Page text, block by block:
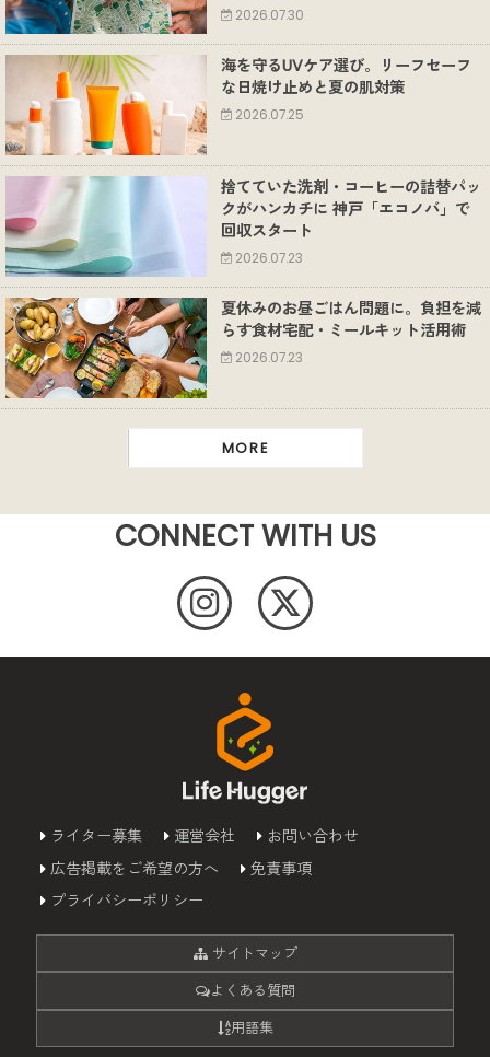
2026.07.30
海を守るUVケア選び。リーフセーフ
な日焼け止めと夏の肌対策
2026.07.25
捨てていた洗剤・コーヒーの詰替パッ
クがハンカチに 神戸「エコノバ」で
回収スタート
2026.07.23
夏休みのお昼ごはん問題に。負担を減
らす食材宅配・ミールキット活用術
2026.07.23
MORE
CONNECT WITH US
ライター募集 運営会社
お問い合わせ
広告掲載をご希望の方へ
免責事項
プライバシーポリシー
サイトマップ
よくある質問
用語集